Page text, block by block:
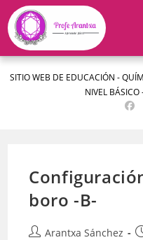
SITIO WEB DE EDUCACIÓN -
NIVEL BÁSICO
boro -B-
Arantxa Sánchez